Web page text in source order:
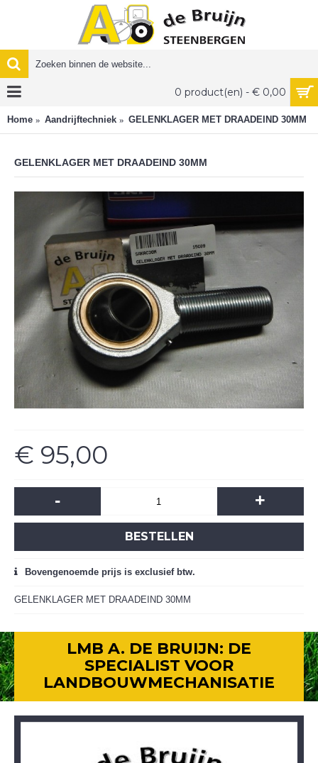
0 product(en) - € 0,00
Home Aandrijftechniek GELENKLAGER MET DRAADEIND 30MM
GELENKLAGER MET DRAADEIND 30MM
€ 95,00
- +
BESTELLEN
Bovengenoemde prijs is exclusief btw.
GELENKLAGER MET DRAADEIND 30MM
LMB A. DE BRUIJN: DE
SPECIALIST VOOR
LANDBOUWMECHANISATIE